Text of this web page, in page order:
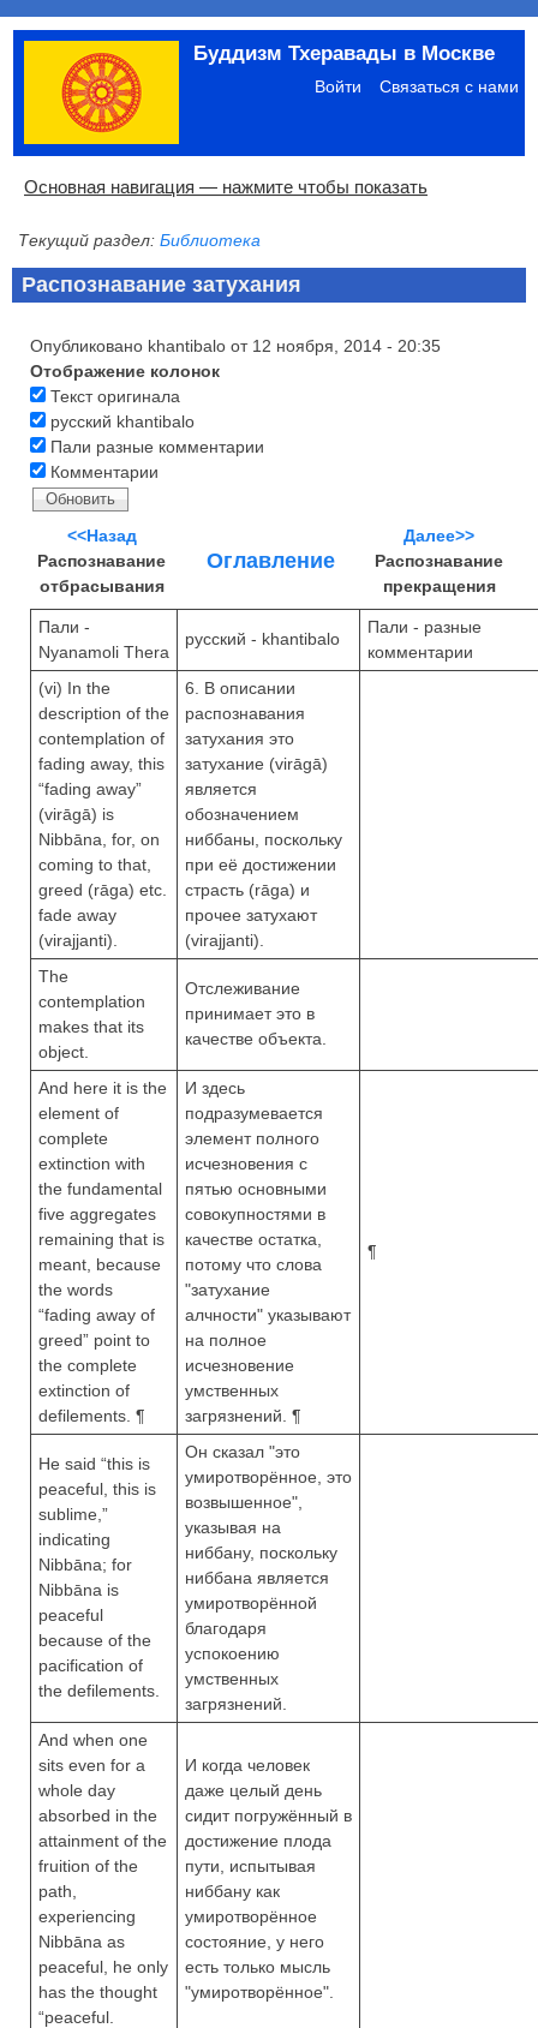
Перейти
основному
содержанию
Буддизм Тхеравады в Москве
Меню
учётной
записи
пользователя
Войти Связаться с нами
Основная
Основная навигация — нажмите чтобы показать
Главная
Община
Палийский канон
Язык пали
Материалы по темам
Современная литература
Блоги
Ссылки
Поиск
Текущий раздел: Библиотека
Распознавание затухания
Опубликовано khantibalo от 12 ноября, 2014 - 20:35
Отображение колонок
Текст оригинала
русский khantibalo
Пали разные комментарии
Комментарии
<<Назад
Распознавание
отбрасывания
Оглавление
Далее>>
Распознавание
прекращения
Пали -
Nyanamoli Thera
русский - khantibalo
Пали - разные
комментарии
(vi) In the
description of the
contemplation of
fading away, this
“fading away”
(virāgā) is
Nibbāna, for, on
coming to that,
greed (rāga) etc.
fade away
(virajjanti).
6. В описании
распознавания
затухания это
затухание (virāgā)
является
обозначением
ниббаны, поскольку
при её достижении
страсть (rāga) и
прочее затухают
(virajjanti).
The
contemplation
makes that its
object.
Отслеживание
принимает это в
качестве объекта.
And here it is the
element of
complete
extinction with
the fundamental
five aggregates
remaining that is
meant, because
the words
“fading away of
greed” point to
the complete
extinction of
defilements. ¶
И здесь
подразумевается
элемент полного
исчезновения с
пятью основными
совокупностями в
качестве остатка,
потому что слова
"затухание
алчности" указывают
на полное
исчезновение
умственных
загрязнений. ¶
¶
He said “this is
peaceful, this is
sublime,”
indicating
Nibbāna; for
Nibbāna is
peaceful
because of the
pacification of
the defilements.
Он сказал "это
умиротворённое, это
возвышенное",
указывая на
ниббану, поскольку
ниббана является
умиротворённой
благодаря
успокоению
умственных
загрязнений.
And when one
sits even for a
whole day
absorbed in the
attainment of the
fruition of the
path,
experiencing
Nibbāna as
peaceful, he only
has the thought
“peaceful.
И когда человек
даже целый день
сидит погружённый в
достижение плода
пути, испытывая
ниббану как
умиротворённое
состояние, у него
есть только мысль
"умиротворённое".